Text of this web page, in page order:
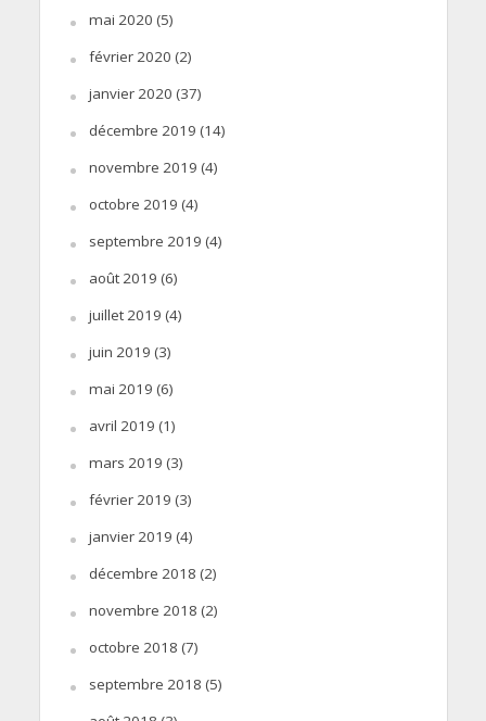
mai 2020 (5)
février 2020 (2)
janvier 2020 (37)
décembre 2019 (14)
novembre 2019 (4)
octobre 2019 (4)
septembre 2019 (4)
août 2019 (6)
juillet 2019 (4)
juin 2019 (3)
mai 2019 (6)
avril 2019 (1)
mars 2019 (3)
février 2019 (3)
janvier 2019 (4)
décembre 2018 (2)
novembre 2018 (2)
octobre 2018 (7)
septembre 2018 (5)